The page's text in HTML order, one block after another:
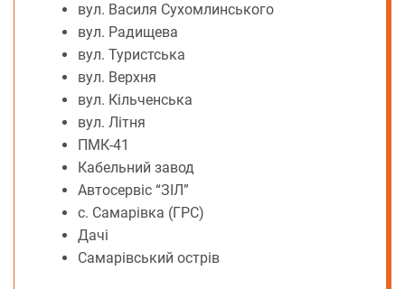
вул. Василя Сухомлинського
вул. Радищева
вул. Туристська
вул. Верхня
вул. Кільченська
вул. Літня
ПМК-41
Кабельний завод
Автосервіс “ЗІЛ”
с. Самарівка (ГРС)
Дачі
Самарівський острів